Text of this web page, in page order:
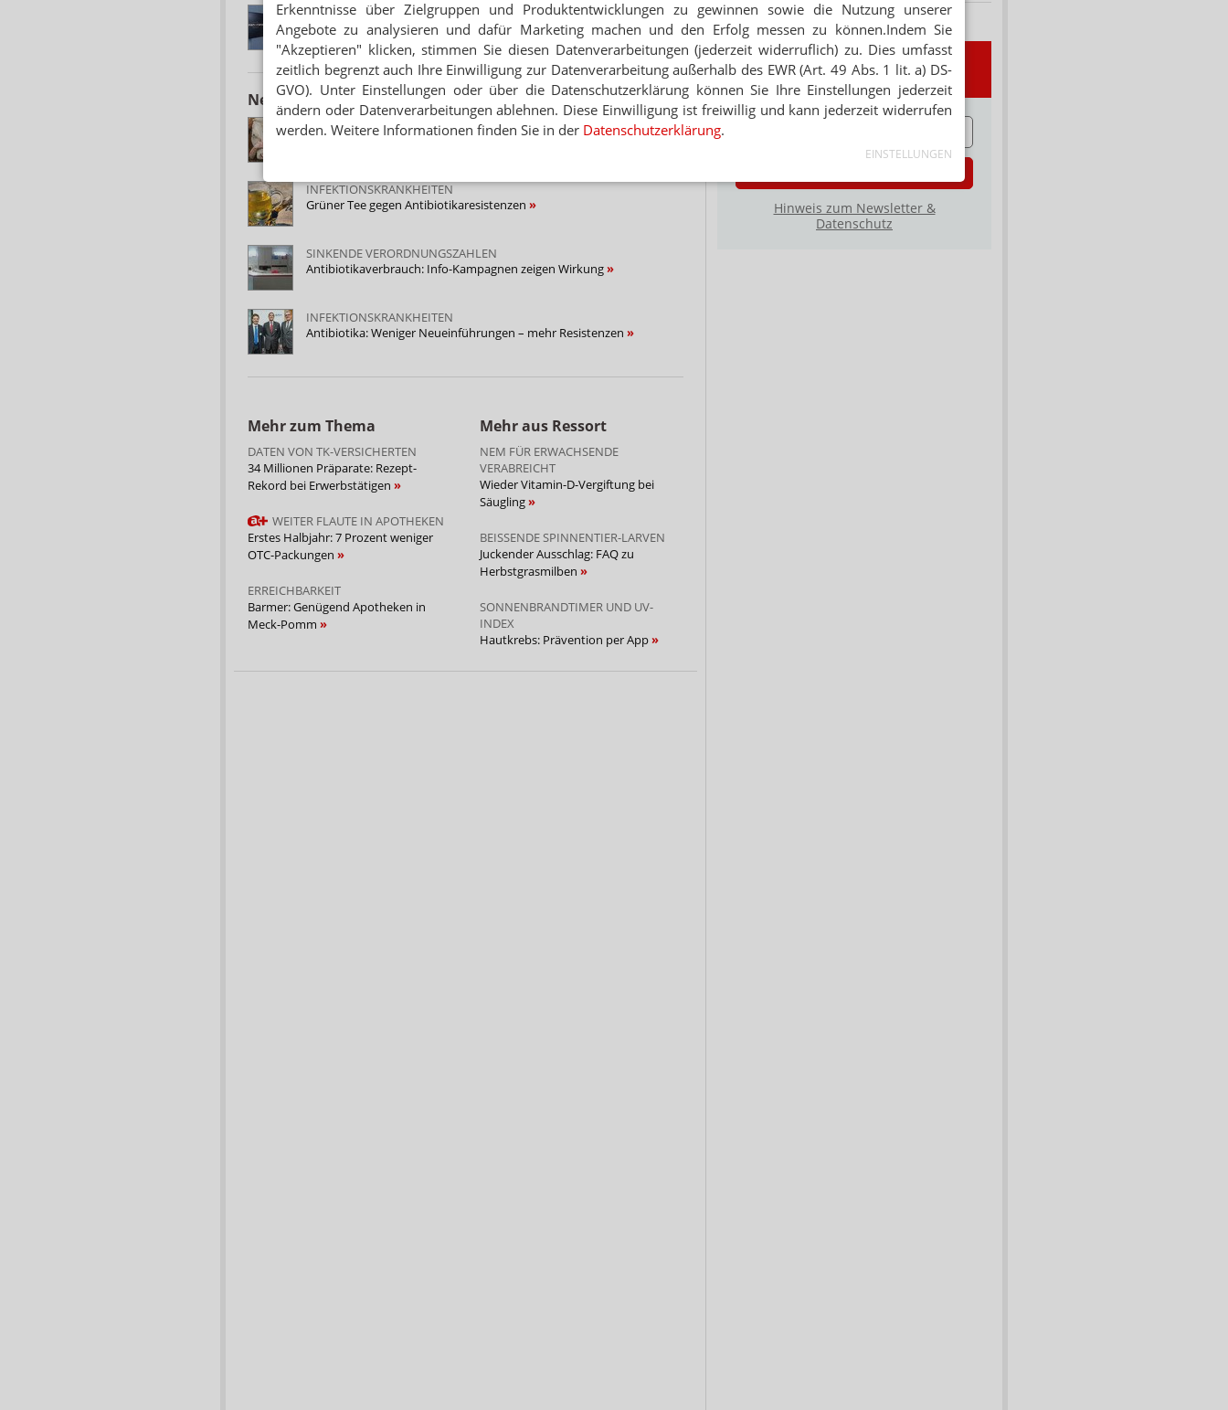
Erkenntnisse über Zielgruppen und Produktentwicklungen zu gewinnen sowie die Nutzung unserer
Angebote zu analysieren und dafür Marketing machen und den Erfolg messen zu können.Indem Sie
"Akzeptieren" klicken, stimmen Sie diesen Datenverarbeitungen (jederzeit widerruflich) zu. Dies umfasst
zeitlich begrenzt auch Ihre Einwilligung zur Datenverarbeitung außerhalb des EWR (Art. 49 Abs. 1 lit. a) DS-
GVO). Unter Einstellungen oder über die Datenschutzerklärung können Sie Ihre Einstellungen jederzeit
ändern oder Datenverarbeitungen ablehnen. Diese Einwilligung ist freiwillig und kann jederzeit widerrufen
werden. Weitere Informationen finden Sie in der Datenschutzerklärung.
EINSTELLUNGEN
PHARMAKONZERNE
NDR: Hersteller kneifen bei Antibiotika
Neuere Artikel zum Thema
ANTIBIOTIKAEINSATZ BEI NUTZTIEREN
Homöopathie-Bauernhof: Globuli statt Antibiotika
INFEKTIONSKRANKHEITEN
Grüner Tee gegen Antibiotikaresistenzen
SINKENDE VERORDNUNGSZAHLEN
Antibiotikaverbrauch: Info-Kampagnen zeigen Wirkung
INFEKTIONSKRANKHEITEN
Antibiotika: Weniger Neueinführungen – mehr Resistenzen
Mehr zum Thema
DATEN VON TK-VERSICHERTEN
34 Millionen Präparate: Rezept-
Rekord bei Erwerbstätigen
WEITER FLAUTE IN APOTHEKEN
Erstes Halbjahr: 7 Prozent weniger
OTC-Packungen
ERREICHBARKEIT
Barmer: Genügend Apotheken in
Meck-Pomm
Mehr aus Ressort
NEM FÜR ERWACHSENDE
VERABREICHT
Wieder Vitamin-D-Vergiftung bei
Säugling
BEISSENDE SPINNENTIER-LARVEN
Juckender Ausschlag: FAQ zu
Herbstgrasmilben
SONNENBRANDTIMER UND UV-
INDEX
Hautkrebs: Prävention per App
Newsletter
E-MAIL ADRESSE
Hinweis zum Newsletter &
Datenschutz